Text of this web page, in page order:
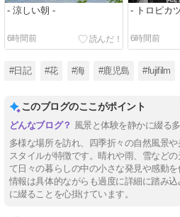
- 涼しい朝 -
6時間前
- トロピカ
6時間前
#日記 #花 #海 #鹿児島 #fujifilm
このブログのここがポイント
風景と体験を静かに綴る
多様な場所を訪れ、四季折々の自然風景
スタイルが特徴です。晴れや雨、雪など
て日々の暮らしの中の小さな発見や感動を
情報は具体的ながらも過度に詳細に踏み
に綴ることを心掛けています。